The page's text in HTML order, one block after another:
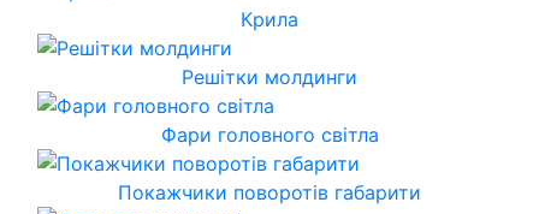
Крила
Решітки молдинги
Фари головного світла
Покажчики поворотів габарити